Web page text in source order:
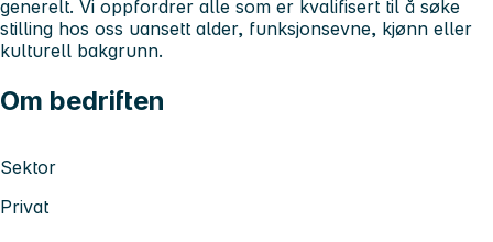
generelt. Vi oppfordrer alle som er kvalifisert til å søke
stilling hos oss uansett alder, funksjonsevne, kjønn eller
kulturell bakgrunn.
Om bedriften
Sektor
Privat